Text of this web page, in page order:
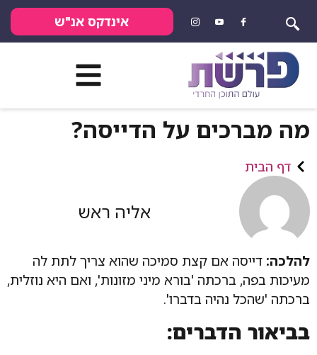
אינדקס אנ"ש
מה מברכים על הדייסה?
דף הבית
אליה ראש
להלכה: דייסה אם קצת סמיכה שהוא צריך לתת לה
מעיכות בפה, ברכתה 'בורא מיני מזונות', ואם היא נוזלית,
ברכתה 'שהכל נהיה בדברו'.
בביאור הדברים: